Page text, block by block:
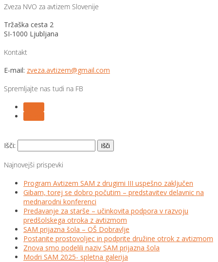
Zveza NVO za avtizem Slovenije
Tržaška cesta 2
SI-1000 Ljubljana
Kontakt
E-mail: zveza.avtizem@gmail.com
Spremljajte nas tudi na FB
Išči:
Najnovejši prispevki
Program Avtizem SAM z drugimi III uspešno zaključen
Gibam, torej se dobro počutim – predstavitev delavnic na
mednarodni konferenci
Predavanje za starše – učinkovita podpora v razvoju
predšolskega otroka z avtizmom
SAM prijazna šola – OŠ Dobravlje
Postanite prostovoljec in podprite družine otrok z avtizmom
Znova smo podelili naziv SAM prijazna šola
Modri SAM 2025- spletna galerija